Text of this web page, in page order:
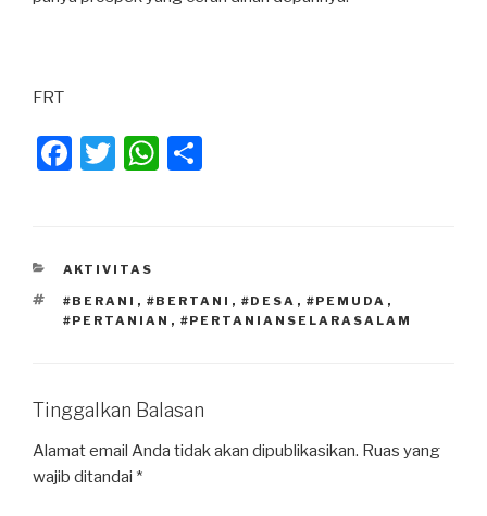
FRT
F
e
b
o
k
T
er
W
A
p
KATEGORI
AKTIVITAS
TAG
#BERANI , #BERTANI , #DESA , #PEMUDA ,
#PERTANIAN , #PERTANIANSELARASALAM
Tinggalkan Balasan
Alamat email Anda tidak akan dipublikasikan. Ruas yang
wajib ditandai *